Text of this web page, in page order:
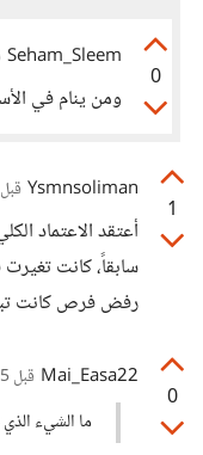
0
Seham_Sleem
ومن ينام في
1
Ysmnsoliman قبل 5 أشهر
أعتقد الاعتماد
سابقاً، كانت
رفض فرص كانت
0
Mai_Easa22 قبل 5 أشهر
ما الشيء